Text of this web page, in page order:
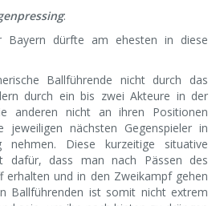
:
Bayern dürfte am ehesten in diese
Ballführende nicht durch das
durch ein bis zwei Akteure in der
anderen nicht an ihren Positionen
jeweiligen nächsten Gegenspieler in
nehmen. Diese kurzeitige situative
dafür, dass man nach Pässen des
erhalten und in den Zweikampf gehen
Ballführenden ist somit nicht extrem